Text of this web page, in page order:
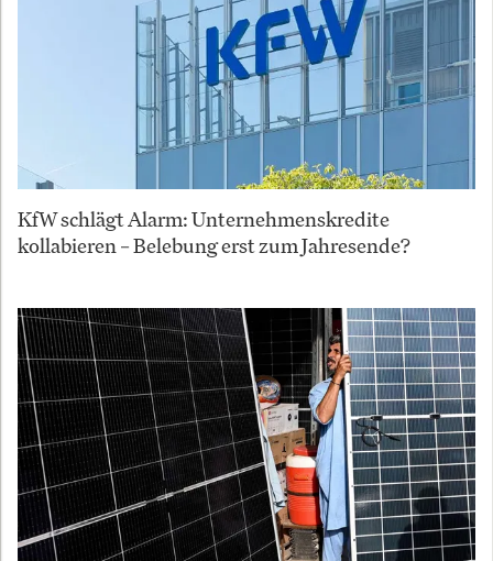
KfW schlägt Alarm: Unternehmenskredite
kollabieren – Belebung erst zum Jahresende?